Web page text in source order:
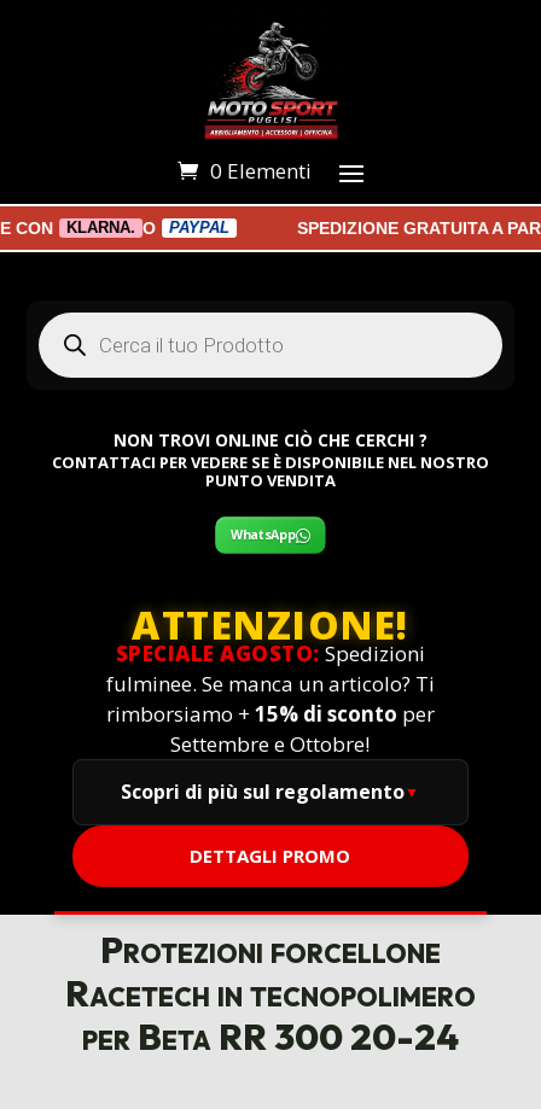
0 Elementi
KLARNA. O PAYPAL SPEDIZIONE GRATUITA A
Products
search
NON TROVI ONLINE CIÒ CHE CERCHI ?
CONTATTACI PER VEDERE SE È DISPONIBILE NEL NOSTRO
PUNTO VENDITA
WhatsApp
ATTENZIONE!
SPECIALE AGOSTO: Spedizioni
fulminee. Se manca un articolo? Ti
rimborsiamo + 15% di sconto per
Settembre e Ottobre!
Scopri di più sul regolamento
DETTAGLI PROMO
Protezioni forcellone
Racetech in tecnopolimero
per Beta RR 300 20-24